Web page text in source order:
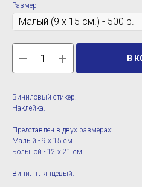
Размер
В
Виниловый стикер.
Наклейка.
Представлен в двух размерах:
Малый - 9 х 15 см.
Большой - 12 х 21 см.
Винил глянцевый.